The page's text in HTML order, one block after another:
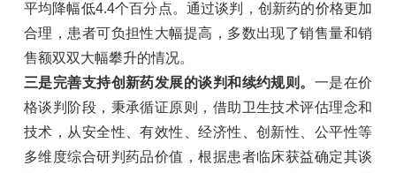
平均降幅低4.4个百分点。通过谈判，创新药的价格更加
合理，患者可负担性大幅提高，多数出现了销售量和销
售额双双大幅攀升的情况。
三是完善支持创新药发展的谈判和续约规则。 一是在价
格谈判阶段，秉承循证原则，借助卫生技术评估理念和
技术，从安全性、有效性、经济性、创新性、公平性等
多维度综合研判药品价值，根据患者临床获益确定其谈